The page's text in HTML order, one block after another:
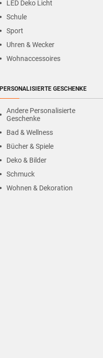
LED Deko Licht
Schule
Sport
Uhren & Wecker
Wohnaccessoires
PERSONALISIERTE GESCHENKE
Andere Personalisierte
Geschenke
Bad & Wellness
Bücher & Spiele
Deko & Bilder
Schmuck
Wohnen & Dekoration